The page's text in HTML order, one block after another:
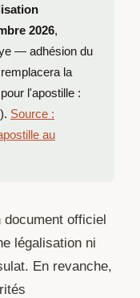
2026,
— adhésion du
la
l'apostille :
Source :
au
officiel
légalisation ni
En revanche,